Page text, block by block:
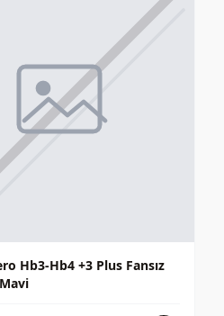
Hb3-Hb4 +3 Plus Fansız